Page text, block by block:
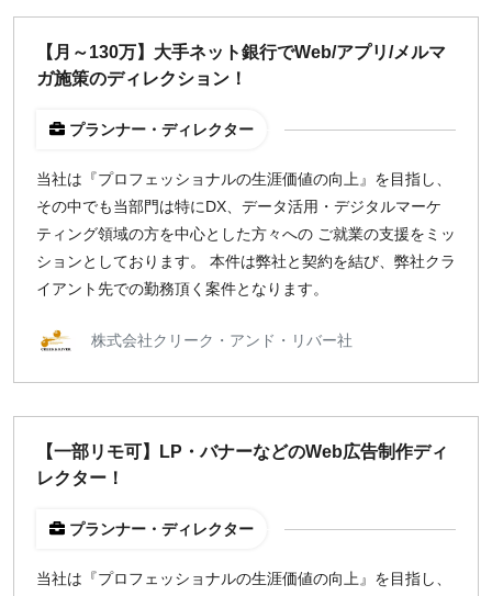
【月～130万】大手ネット銀行でWeb/アプリ/メルマ
ガ施策のディレクション！
プランナー・ディレクター
当社は『プロフェッショナルの生涯価値の向上』を目指し、
その中でも当部門は特にDX、データ活用・デジタルマーケ
ティング領域の方を中心とした方々への ご就業の支援をミッ
ションとしております。 本件は弊社と契約を結び、弊社クラ
イアント先での勤務頂く案件となります。
株式会社クリーク・アンド・リバー社
【一部リモ可】LP・バナーなどのWeb広告制作ディ
レクター！
プランナー・ディレクター
当社は『プロフェッショナルの生涯価値の向上』を目指し、